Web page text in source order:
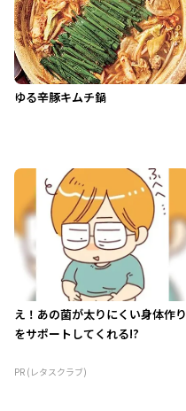
ゆる辛豚キムチ鍋
え！あの菌が太りにくい身体作り
をサポートしてくれる!?
PR (レタスクラブ)